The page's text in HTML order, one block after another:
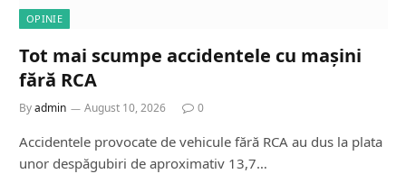
OPINIE
Tot mai scumpe accidentele cu mașini
fără RCA
Byadmin August 10, 2026 0
Accidentele provocate de vehicule fără RCA au dus la plata
unor despăgubiri de aproximativ 13,7…